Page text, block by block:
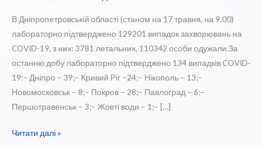
В Дніпропетровській області (станом на 17 травня, на 9.00)
лабораторно підтверджено 129201 випадок захворювань на
COVID-19, з них: 3781 летальних, 110342 особи одужали.За
останню добу лабораторно підтверджено 134 випадків COVID-
19:– Дніпро – 39;– Кривий Ріг –24;– Нікополь – 13;–
Новомосковськ – 8;– Покров – 28;– Павлоград – 6;–
Першотравенськ – 3;– Жовті води – 1;– […]
Оперативна
Читати далі »